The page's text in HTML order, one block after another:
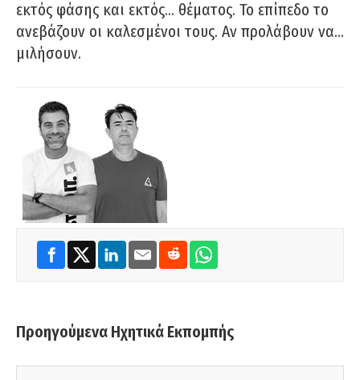
εκτός φάσης και εκτός… θέματος. Το επίπεδο το
ανεβάζουν οι καλεσμένοι τους. Αν προλάβουν να…
μιλήσουν.
Προηγούμενα Ηχητικά Εκπομπής